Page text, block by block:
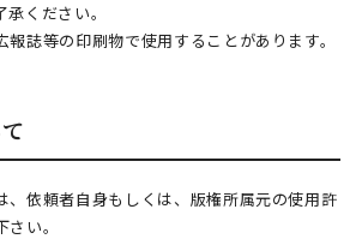
ください。
誌等の印刷物で使用することがあります。
、依頼者自身もしくは、版権所属元の使用許
い。